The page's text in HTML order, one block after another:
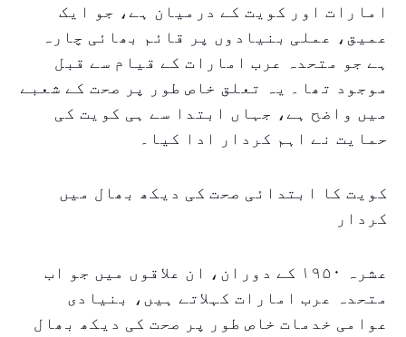
امارات اور کویت کے درمیان ہے، جو ایک
عمیق، عملی بنیادوں پر قائم بھائی چارہ
ہے جو متحدہ عرب امارات کے قیام سے قبل
موجود تھا۔ یہ تعلق خاص طور پر صحت کے شعبے
میں واضح ہے، جہاں ابتدا سے ہی کویت کی
حمایت نے اہم کردار ادا کیا۔
کویت کا ابتدائی صحت کی دیکھ بھال میں
کردار
عشرہ ۱۹۵۰ کے دوران، ان علاقوں میں جو اب
متحدہ عرب امارات کہلاتے ہیں، بنیادی
عوامی خدمات خاص طور پر صحت کی دیکھ بھال